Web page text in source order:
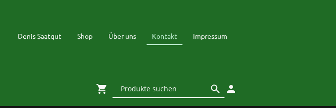
Denis Saatgut Shop Über uns Kontakt Impressum